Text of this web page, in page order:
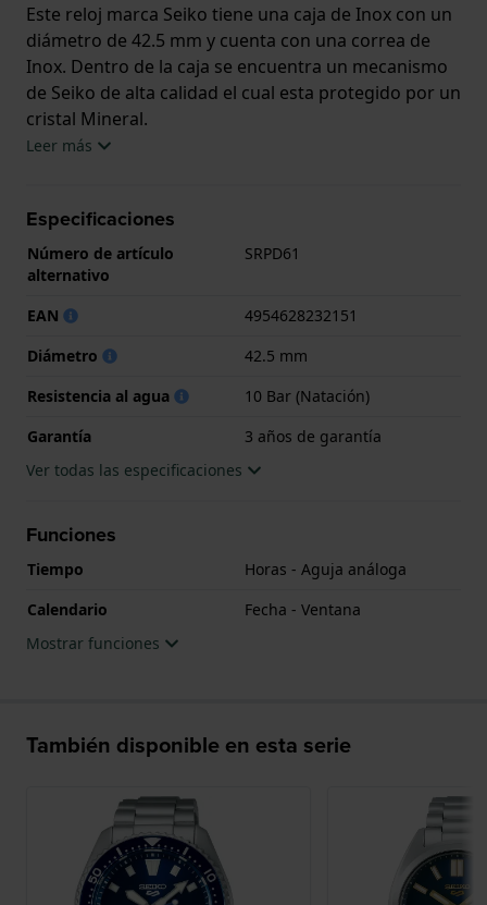
Este reloj marca Seiko tiene una caja de Inox con un
diámetro de 42.5 mm y cuenta con una correa de
Inox. Dentro de la caja se encuentra un mecanismo
de Seiko de alta calidad el cual esta protegido por un
cristal Mineral.
viene con 3 años de garantía.
.
Leer más
Especificaciones
Número de artículo
alternativo
SRPD61
EAN
4954628232151
Diámetro
42.5 mm
Resistencia al agua
10 Bar (Natación)
Garantía
3 años de garantía
Ver todas las especificaciones
Funciones
Tiempo
Horas - Aguja análoga
Calendario
Fecha - Ventana
Mostrar funciones
También disponible en esta serie